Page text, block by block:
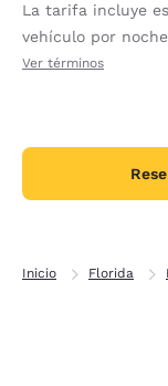
La tarifa incluye
vehículo por
Ver términos
Inicio Florida